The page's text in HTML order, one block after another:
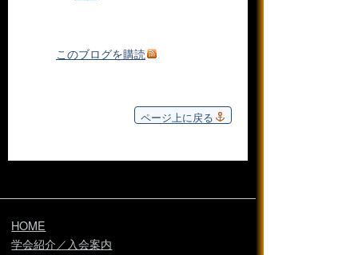
このブログを購読
ページ上に戻る
HOME
学会紹介／入会案内